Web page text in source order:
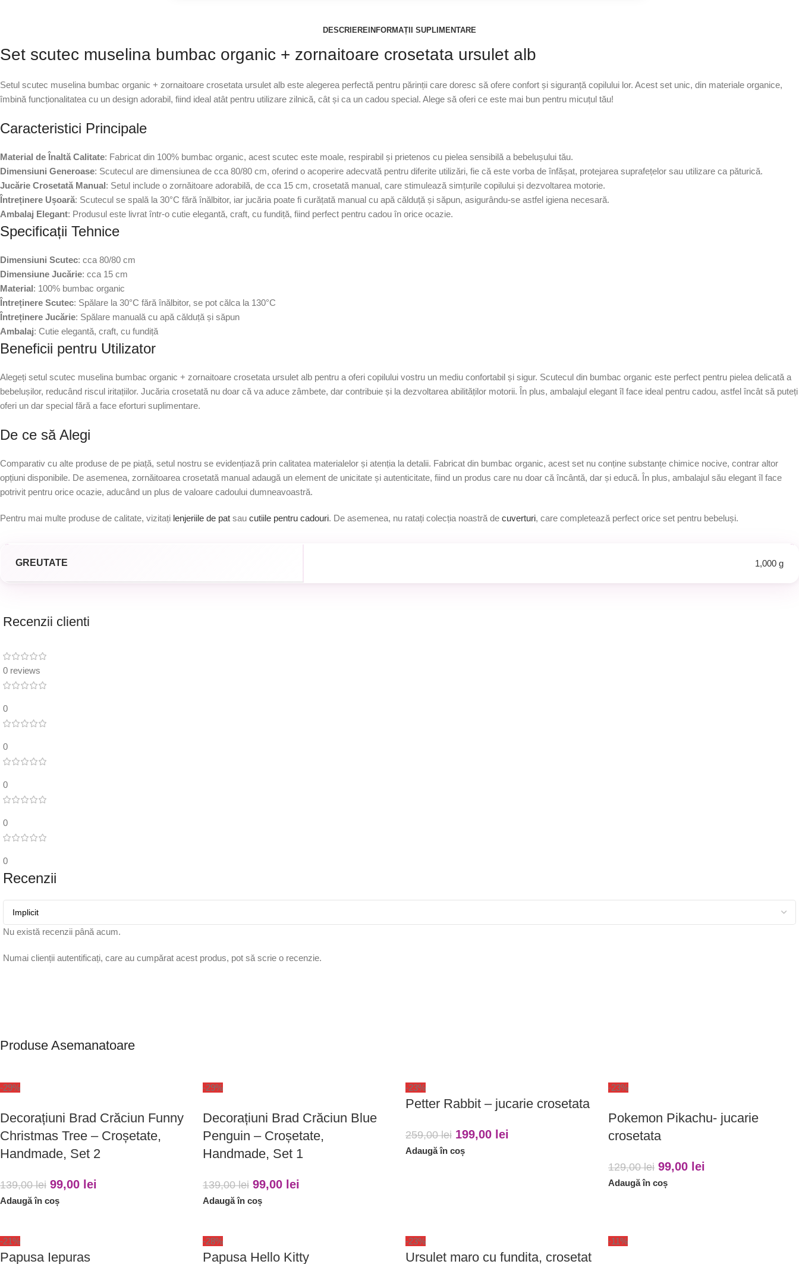
DESCRIERE INFORMAȚII SUPLIMENTARE
Set scutec muselina bumbac organic + zornaitoare crosetata ursulet alb
Setul scutec muselina bumbac organic + zornaitoare crosetata ursulet alb este alegerea perfectă pentru părinții care doresc să ofere confort și siguranță copilului lor. Acest set unic, din materiale organice,
îmbină funcționalitatea cu un design adorabil, fiind ideal atât pentru utilizare zilnică, cât și ca un cadou special. Alege să oferi ce este mai bun pentru micuțul tău!
Caracteristici Principale
Material de Înaltă Calitate: Fabricat din 100% bumbac organic, acest scutec este moale, respirabil și prietenos cu pielea sensibilă a bebelușului tău.
Dimensiuni Generoase: Scutecul are dimensiunea de cca 80/80 cm, oferind o acoperire adecvată pentru diferite utilizări, fie că este vorba de înfășat, protejarea suprafețelor sau utilizare ca păturică.
Jucărie Crosetată Manual: Setul include o zornăitoare adorabilă, de cca 15 cm, crosetată manual, care stimulează simțurile copilului și dezvoltarea motorie.
Întreținere Ușoară: Scutecul se spală la 30°C fără înălbitor, iar jucăria poate fi curățată manual cu apă călduță și săpun, asigurându-se astfel igiena necesară.
Ambalaj Elegant: Produsul este livrat într-o cutie elegantă, craft, cu fundiță, fiind perfect pentru cadou în orice ocazie.
Specificații Tehnice
Dimensiuni Scutec: cca 80/80 cm
Dimensiune Jucărie: cca 15 cm
Material: 100% bumbac organic
Întreținere Scutec: Spălare la 30°C fără înălbitor, se pot călca la 130°C
Întreținere Jucărie: Spălare manuală cu apă călduță și săpun
Ambalaj: Cutie elegantă, craft, cu fundiță
Beneficii pentru Utilizator
Alegeți setul scutec muselina bumbac organic + zornaitoare crosetata ursulet alb pentru a oferi copilului vostru un mediu confortabil și sigur. Scutecul din bumbac organic este perfect pentru pielea delicată a
bebelușilor, reducând riscul iritațiilor. Jucăria crosetată nu doar că va aduce zâmbete, dar contribuie și la dezvoltarea abilităților motorii. În plus, ambalajul elegant îl face ideal pentru cadou, astfel încât să puteți
oferi un dar special fără a face eforturi suplimentare.
De ce să Alegi
Comparativ cu alte produse de pe piață, setul nostru se evidențiază prin calitatea materialelor și atenția la detalii. Fabricat din bumbac organic, acest set nu conține substanțe chimice nocive, contrar altor
opțiuni disponibile. De asemenea, zornăitoarea crosetată manual adaugă un element de unicitate și autenticitate, fiind un produs care nu doar că încântă, dar și educă. În plus, ambalajul său elegant îl face
potrivit pentru orice ocazie, aducând un plus de valoare cadoului dumneavoastră.
Pentru mai multe produse de calitate, vizitați lenjeriile de pat sau cutiile pentru cadouri. De asemenea, nu ratați colecția noastră de cuverturi, care completează perfect orice set pentru bebeluși.
GREUTATE 1,000 g
Recenzii clienti
0 reviews
0
0
0
0
0
Recenzii
Nu există recenzii până acum.
Numai clienții autentificați, care au cumpărat acest produs, pot să scrie o recenzie.
Produse Asemanatoare
-29%
Decorațiuni Brad Crăciun Funny
Christmas Tree – Croșetate,
Handmade, Set 2
139,00lei 99,00 lei
Adaugă în coș
-29%
Decorațiuni Brad Crăciun Blue
Penguin – Croșetate,
Handmade, Set 1
139,00lei 99,00 lei
Adaugă în coș
-23%
Petter Rabbit – jucarie crosetata
259,00lei 199,00 lei
Adaugă în coș
-23%
Pokemon Pikachu- jucarie
crosetata
129,00lei 99,00 lei
Adaugă în coș
-21%
Papusa Iepuras
-28%
Papusa Hello Kitty
-23%
Ursulet maro cu fundita, crosetat
-11%